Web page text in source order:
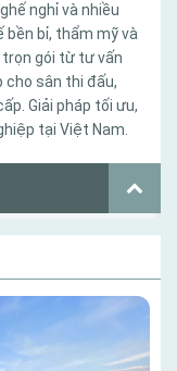
nghỉ và nhiều
bỉ, thẩm mỹ và
trọn gói từ tư vấn
cho sân thi đấu,
Giải pháp tối ưu,
tại Việt Nam.